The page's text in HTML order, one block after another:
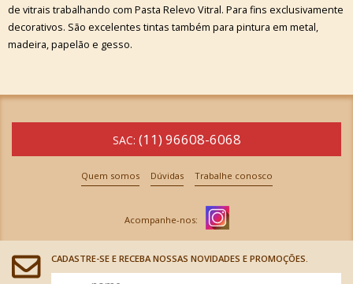
de vitrais trabalhando com Pasta Relevo Vitral. Para fins exclusivamente
decorativos. São excelentes tintas também para pintura em metal,
madeira, papelão e gesso.
SAC: (11) 96608-6068
Quem somos Dúvidas Trabalhe conosco
CADASTRE-SE E RECEBA NOSSAS NOVIDADES E PROMOÇÕES.